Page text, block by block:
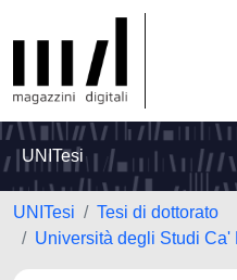
UNITesi
UNITesi
Tesi di dottorato
Università degli Studi Ca'